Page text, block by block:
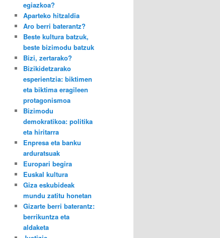
egiazkoa?
Aparteko hitzaldia
Aro berri baterantz?
Beste kultura batzuk,
beste bizimodu batzuk
Bizi, zertarako?
Bizikidetzarako
esperientzia: biktimen
eta biktima eragileen
protagonismoa
Bizimodu
demokratikoa: politika
eta hiritarra
Enpresa eta banku
arduratsuak
Europari begira
Euskal kultura
Giza eskubideak
mundu zatitu honetan
Gizarte berri baterantz:
berrikuntza eta
aldaketa